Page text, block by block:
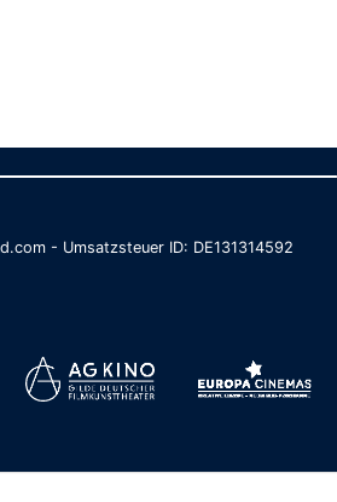
- Umsatzsteuer ID: DE131314592